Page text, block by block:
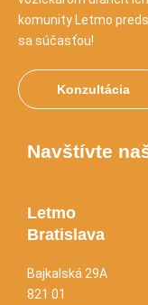
komunity Letmo
sa súčasťou!
Konzultácia
Navštívte
Letmo
Bratislava
Bajkalská 29A
821 01